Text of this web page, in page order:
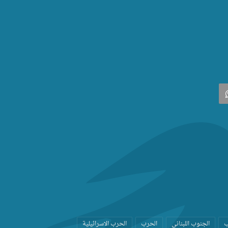
واتساب
الجنوب اللبناني الحرب الحرب الاسرائيلية